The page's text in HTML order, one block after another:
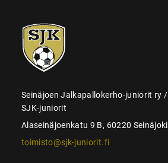
SJK-
juniorit
Seinäjoen Jalkapallokerho-juniorit ry /
SJK-juniorit
Alaseinäjoenkatu 9 B, 60220 Seinäjoki
toimisto@sjk-juniorit.fi